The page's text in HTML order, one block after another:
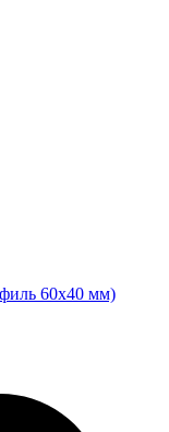
60х40 мм)